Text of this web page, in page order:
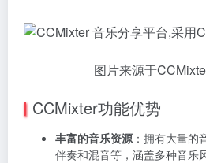
图片来源于
CCMixter功能优势
丰富的音乐资源：拥有大量的
伴奏和混音等，涵盖多种音乐